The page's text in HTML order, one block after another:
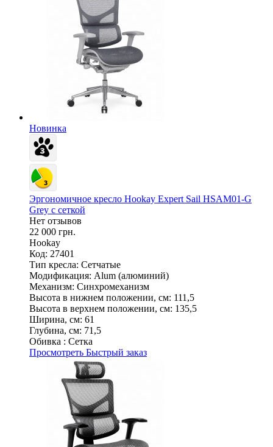
Новинка
Эргономичное кресло Hookay Expert Sail HSAM01-G
Grey с сеткой
Нет отзывов
22 000 грн.
Hookay
Код: 27401
Тип кресла: Сетчатые
Модификация: Alum (алюминий)
Механизм: Синхромеханизм
Высота в нижнем положении, см: 111,5
Высота в верхнем положении, см: 135,5
Ширина, см: 61
Глубина, см: 71,5
Обивка : Сетка
Просмотреть Быстрый заказ